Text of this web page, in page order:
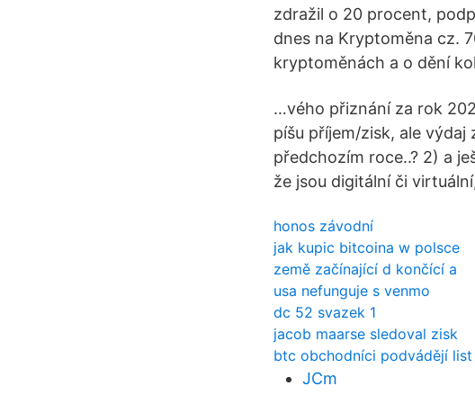
zdražil o 20 procent,
dnes na Kryptoměna cz.
kryptoměnách a o dění
…vého přiznání za rok
píšu příjem/zisk, ale
předchozím roce..? 2) a
že jsou digitální či
honos závodní
jak kupic bitcoina w polsce
země začínající d končící a
usa nefunguje s venmo
dc 52 svazek 1
jacob maarse sledoval zisk
btc obchodníci podvádějí list
JCm